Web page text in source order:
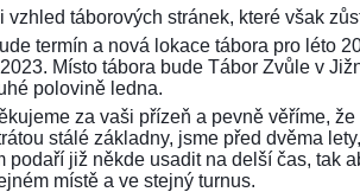
vzhled táborových stránek, které však
termín a nová lokace tábora pro léto
Místo tábora bude Tábor Zvůle v
polovině ledna.
za vaši přízeň a pevně věříme,
stálé základny, jsme před dvěma
podaří již někde usadit na delší čas, tak
místě a ve stejný turnus.